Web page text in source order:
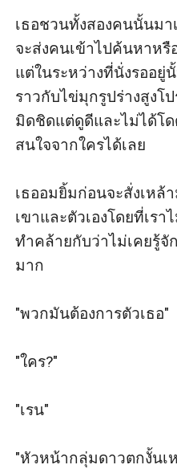
เธอชวนทั้งสองคนนั้นม
จะส่งคนเข้าไปค้นหาหรื
แต่ในระหว่างที่นั่งรออ
ราวกับไข่มุกรูปร่างสูงโ
มิดชิดแต่ดูดีและไม่ได้โด
สนใจจากใครได้เลย
เธออมยิ้มก่อนจะสั่งเหล้
เขาและตัวเองโดยที่เร
ทำคล้ายกับว่าไม่เคยรู้
มาก
"พวกมันต้องการตัวเธอ"
"ใคร?"
"เรน"
"หัวหน้ากลุ่มดาวตกงั้นเ